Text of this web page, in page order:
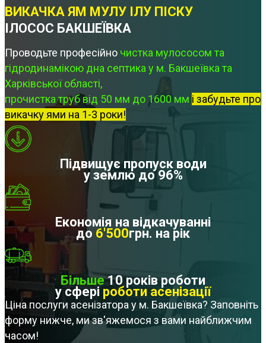
ВИКАЧКА ЯМ МУЛУ ІЛУ ПІСКУ
ІЛОСОС БАКШЕЇВКА
Проводьте професійно чистка мулососом та
гідродинамікою дна септика у м. Бакшеївка та
Харківської області,
прочистка труб від 50 мм до 1600 мм і забудьте про
викачку ями на 1-3 роки!
Підвищує пропуск води
у землю до 96%
Економія на відкачуванні
до 6'500грн. на рік
Більше10 років роботи
у сфері роботи асенізації
Ціна послуги асенізатора у м. Бакшеївка? Заповніть
форму нижче, ми зв'яжемося з вами найближчим
часом!